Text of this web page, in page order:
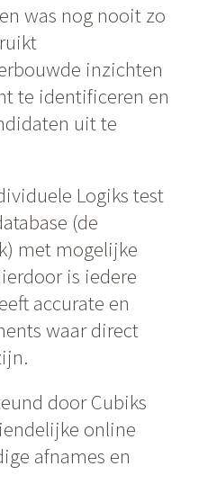
was nog nooit zo
inzichten
te identificeren en
uit te
Logiks test
(de
met mogelijke
is iedere
accurate en
waar direct
door Cubiks
online
afnames en